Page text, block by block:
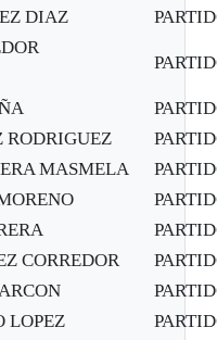
DIAZ
MASMELA
CORREDOR
LOPEZ